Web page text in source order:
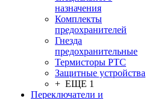
назначения
Комплекты
предохранителей
Гнезда
предохранительные
Термисторы PTC
Защитные устройства
+ ЕЩЕ 1
Переключатели и